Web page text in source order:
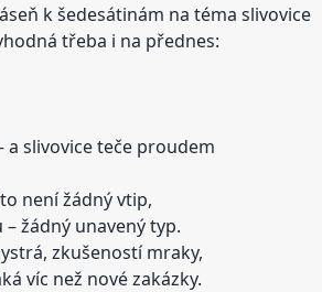
k šedesátinám na téma slivovice
třeba i na přednes:
a slivovice teče proudem
není žádný vtip,
žádný unavený typ.
zkušeností mraky,
víc než nové zakázky.